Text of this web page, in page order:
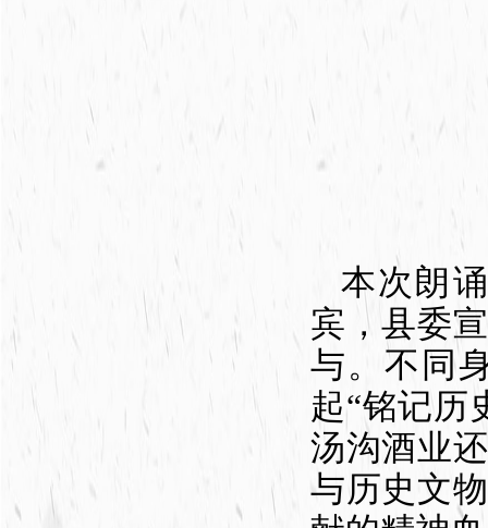
本次朗
宾，县委
与。不同
起“铭记历
汤沟酒业
与历史文